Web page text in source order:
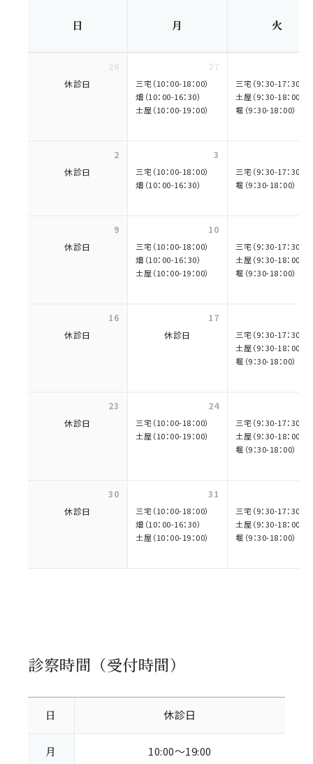
日 月 火
26
休診日
27
三宅（10：00-18：00）
畑（10：00-16：30）
土屋（10：00-19：00）
三宅（9：30-17：30）
土屋（9：30-18：00）
堀（9：30-18：00）
2
休診日
3
三宅（10：00-18：00）
畑（10：00-16：30）
三宅（9：30-17：30）
堀（9：30-18：00）
9
休診日
10
三宅（10：00-18：00）
畑（10：00-16：30）
土屋（10：00-19：00）
三宅（9：30-17：30）
土屋（9：30-18：00）
堀（9：30-18：00）
16
休診日
17
休診日
三宅（9：30-17：30）
土屋（9：30-18：00）
堀（9：30-18：00）
23
休診日
24
三宅（10：00-18：00）
土屋（10：00-19：00）
三宅（9：30-17：30）
土屋（9：30-18：00）
堀（9：30-18：00）
30
休診日
31
三宅（10：00-18：00）
畑（10：00-16：30）
土屋（10：00-19：00）
三宅（9：30-17：30）
土屋（9：30-18：00）
堀（9：30-18：00）
診察時間（受付時間）
日
月
休診日
10:00～19:00